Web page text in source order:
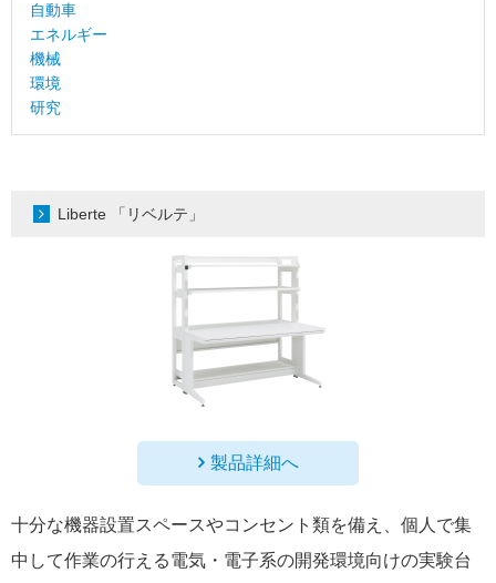
自動車
エネルギー
機械
環境
研究
Liberte 「リベルテ」
製品詳細へ
十分な機器設置スペースやコンセント類を備え、個人で集
中して作業の行える電気・電子系の開発環境向けの実験台